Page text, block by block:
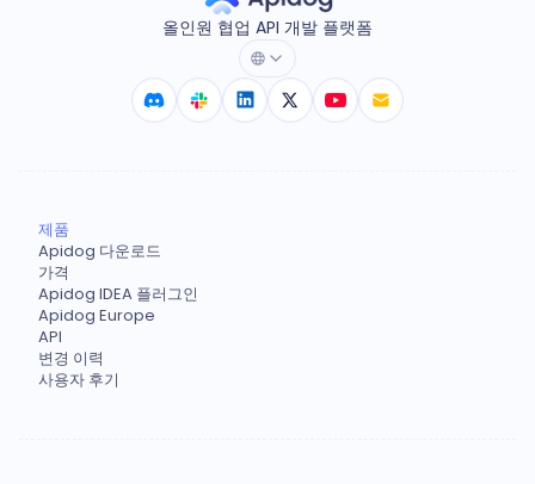
올인원 협업 API 개발 플랫폼
제품
Apidog 다운로드
가격
Apidog IDEA 플러그인
Apidog Europe
API
변경 이력
사용자 후기